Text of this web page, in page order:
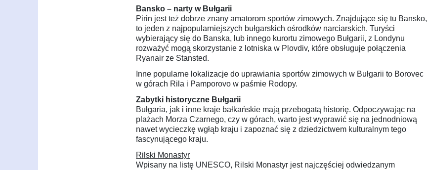
Bansko – narty w Bułgarii
Pirin jest też dobrze znany amatorom sportów zimowych. Znajdujące się tu Bansko,
to jeden z najpopularniejszych bułgarskich ośrodków narciarskich. Turyści
wybierający się do Banska, lub innego kurortu zimowego Bułgarii, z Londynu
rozważyć mogą skorzystanie z lotniska w Plovdiv, które obsługuje połączenia
Ryanair ze Stansted.
Inne popularne lokalizacje do uprawiania sportów zimowych w Bułgarii to Borovec
w górach Rila i Pamporovo w paśmie Rodopy.
Zabytki historyczne Bułgarii
Bułgaria, jak i inne kraje bałkańskie mają przebogatą historię. Odpoczywając na
plażach Morza Czarnego, czy w górach, warto jest wyprawić się na jednodniową
nawet wycieczkę wgłąb kraju i zapoznać się z dziedzictwem kulturalnym tego
fascynującego kraju.
Rilski Monastyr
Wpisany na listę UNESCO, Rilski Monastyr jest najczęściej odwiedzanym